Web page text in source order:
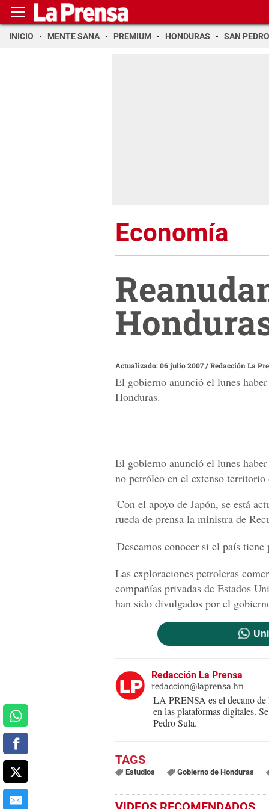
INICIO MENTE SANA PREMIUM HONDURAS SAN PEDRO
Economía
Actualizado: 06 julio 2007/Redacción La
El gobierno anunció el lunes
Honduras.
El gobierno anunció el lunes
no petróleo en el extenso territorio
'Con el apoyo de Japón, se está
rueda de prensa la ministra de
'Deseamos conocer si el país
Las exploraciones petroleras
compañías privadas de Estados
han sido divulgados por el
Redacción La Prensa
redaccion@laprensa.hn
LA PRENSA es el decano de
en las plataformas digitales.
Pedro Sula.
Estudios Gobierno de Honduras